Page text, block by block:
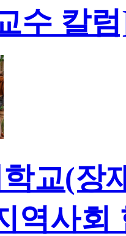
수 칼
교(장
역사회